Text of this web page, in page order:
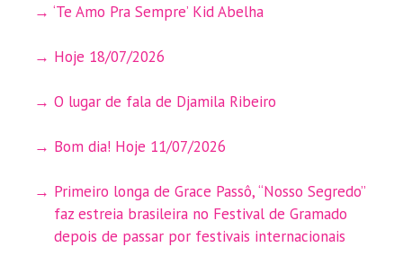
‘Te Amo Pra Sempre’ Kid Abelha
Hoje 18/07/2026
O lugar de fala de Djamila Ribeiro
Bom dia! Hoje 11/07/2026
Primeiro longa de Grace Passô, “Nosso Segredo”
faz estreia brasileira no Festival de Gramado
depois de passar por festivais internacionais